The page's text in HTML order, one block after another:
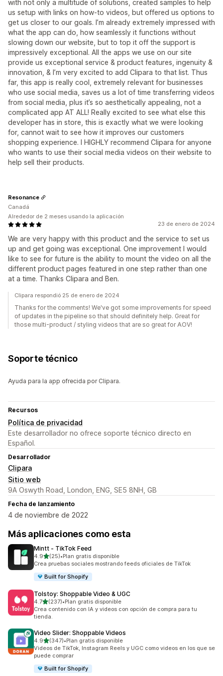
with not only a multitude of solutions, created samples to help
us setup with links on how-to videos, but offered us options to
get us closer to our goals. I’m already extremely impressed with
what the app can do, how seamlessly it functions without
slowing down our website, but to top it off the support is
impressively exceptional. All the apps we use on our site
provide us exceptional service & product features, ingenuity &
innovation, & I’m very excited to add Clipara to that list. Thus
far, this app is really cool, extremely relevant for businesses
who use social media, saves us a lot of time transferring videos
from social media, plus it’s so aesthetically appealing, not a
complicated app AT ALL! Really excited to see what else this
developer has in store, this is exactly what we were looking
for, cannot wait to see how it improves our customers
shopping experience. I HIGHLY recommend Clipara for anyone
who wants to use their social media videos on their website to
help sell their products.
23 de enero de 2024
We are very happy with this product and the service to set us
up and get going was exceptional. One improvement I would
like to see for future is the ability to mount the video on all the
different product pages featured in one step rather than one
at a time. Thanks Clipara and Ben.
Resonance
Canadá
Alrededor de 2 meses usando la aplicación
Clipara respondió 25 de enero de 2024
Thanks for the comments! We've got some improvements for speed
of updates in the pipeline so that should definitely help. Great for
those multi-product / styling videos that are so great for AOV!
Soporte técnico
Ayuda para la app ofrecida por Clipara.
Recursos
Política de privacidad
Este desarrollador no ofrece soporte técnico directo en
Español.
Desarrollador
Clipara
Sitio web
9A Oswyth Road, London, ENG, SE5 8NH, GB
Fecha de lanzamiento
4 de noviembre de 2022
Más aplicaciones como esta
Mintt ‑ TikTok Feed
4.9de 5 estrellas
(25)
25 reseñas en total
•Plan gratis disponible
Crea pruebas sociales mostrando feeds oficiales de TikTok
Built for Shopify
Tolstoy: Shoppable Video & UGC
4.7de 5 estrellas
(237)
237 reseñas en total
•Plan gratis disponible
Crea contenido con IA y videos con opción de compra para tu
tienda.
Video Slider: Shoppable Videos
4.9de 5 estrellas
(347)
347 reseñas en total
•Plan gratis disponible
Videos de TikTok, Instagram Reels y UGC como videos en los que se
puede comprar
Built for Shopify